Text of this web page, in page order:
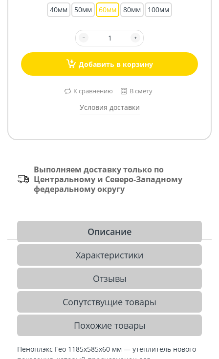
40мм
50мм 60мм 80мм 100мм
Добавить в корзину
К сравнению В смету
Условия доставки
Выполняем доставку только по
Центральному и Северо-Западному
федеральному округу
Описание
Характеристики
Отзывы
Сопутствущие товары
Похожие товары
Пеноплэкс Гео 1185х585х60 мм — утеплитель нового